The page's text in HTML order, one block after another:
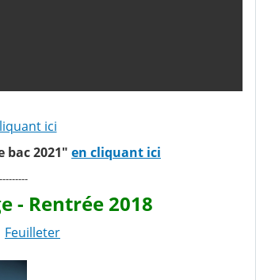
ici
bac 2021" en cliquant ici
- Rentrée 2018
Feuilleter